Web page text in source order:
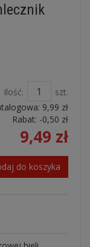
Ilość:
szt.
9,99 zł
Rabat: -0,50 zł
9,49 zł
do koszyka